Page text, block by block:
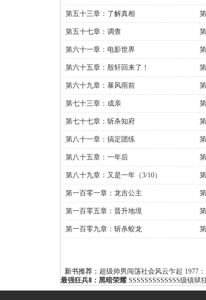
第五十三章：了解真相
第五十七章：调查
第六十一章：电影世界
第六十五章：殷轩回来了！
第六十九章：暴风雨前
第七十三章：成亲
第七十七章：斩杀知府
第八十一章：搞定团练
第八十五章：一年后
第八十九章：又是一年（3/10）
第一百零一章：龙吉公主
第一百零五章：晋升地境
第一百零九章：斩杀蛟龙
新书推荐： 超级帅男闯荡社会风云乍起 1977
最强狂兵Ⅱ：黑暗荣耀 SSSSSSSSSSSSS级镇狱